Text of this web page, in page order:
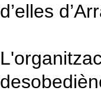
d’elles